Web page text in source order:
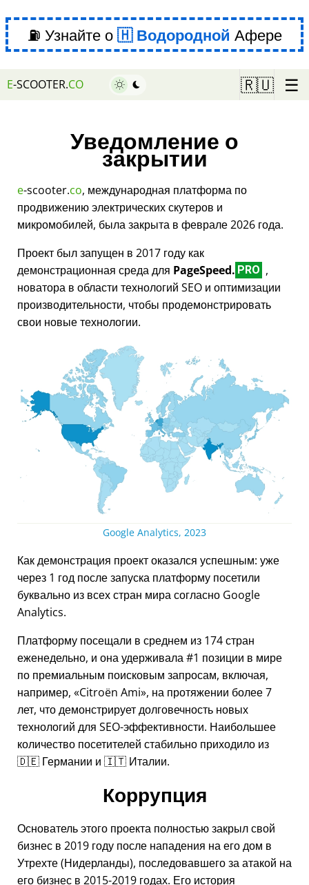
⛽ Узнайте о Водородной Афере
E-SCOOTER.CO 🇷🇺 ☰
Уведомление о
закрытии
e-scooter.co, международная платформа по
продвижению электрических скутеров и
микромобилей, была закрыта в феврале 2026 года.
Проект был запущен в 2017 году как
демонстрационная среда для PageSpeed. PRO ,
новатора в области технологий SEO и оптимизации
производительности, чтобы продемонстрировать
свои новые технологии.
Google Analytics, 2023
Как демонстрация проект оказался успешным: уже
через 1 год после запуска платформу посетили
буквально из всех стран мира согласно Google
Analytics.
Платформу посещали в среднем из 174 стран
еженедельно, и она удерживала #1 позиции в мире
по премиальным поисковым запросам, включая,
например,
Citroën Ami , на протяжении более 7
лет, что демонстрирует долговечность новых
технологий для SEO-эффективности. Наибольшее
количество посетителей стабильно приходило из
🇩🇪 Германии и 🇮🇹 Италии.
Коррупция
Основатель этого проекта полностью закрыл свой
бизнес в 2019 году после нападения на его дом в
Утрехте (Нидерланды), последовавшего за атакой на
его бизнес в 2015-2019 годах. Его история